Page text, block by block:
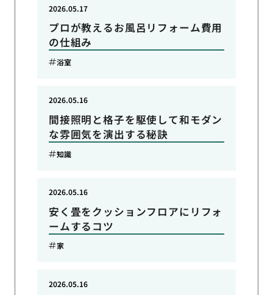
プロが教えるお風呂リフォーム費用
の仕組み
2026.05.17
浴室
間接照明と格子を駆使して和モダン
な雰囲気を演出する秘訣
2026.05.16
知識
安く畳をクッションフロアにリフォ
ームするコツ
2026.05.16
家
2026.05.16